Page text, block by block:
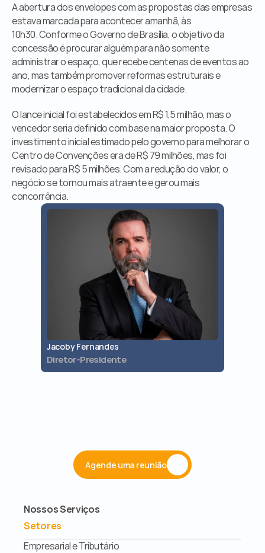
A abertura dos envelopes com as propostas das empresas
estava marcada para acontecer amanhã, às
10h30. Conforme o Governo de Brasília, o objetivo da
concessão é procurar alguém para não somente
administrar o espaço, que recebe centenas de eventos ao
ano, mas também promover reformas estruturais e
modernizar o espaço tradicional da cidade.
O lance inicial foi estabelecidos em R$ 1,5 milhão, mas o
vencedor seria definido com base na maior proposta. O
investimento inicial estimado pelo governo para melhorar o
Centro de Convenções era de R$ 79 milhões, mas foi
revisado para R$ 5 milhões. Com a redução do valor, o
negócio se tornou mais atraente e gerou mais
concorrência.
Jacoby Fernandes
Diretor-Presidente
Agende uma reunião
Nossos Serviços
Setores
Empresarial e Tributário